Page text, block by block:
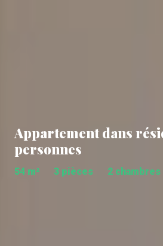
Appartement dans
personnes
54 m² 3 pièces 2 chambres